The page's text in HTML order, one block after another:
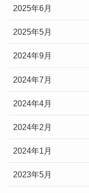
2025年6月
2025年5月
2024年9月
2024年7月
2024年4月
2024年2月
2024年1月
2023年5月